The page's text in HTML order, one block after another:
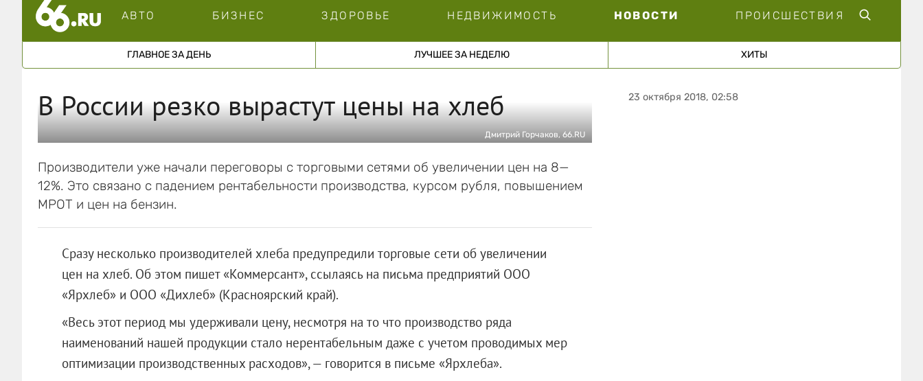
АВТО БИЗНЕС ЗДОРОВЬЕ НЕДВИЖИМОСТЬ НОВОСТИ ПРОИСШЕСТВИЯ
ГЛАВНОЕ ЗА ДЕНЬ ЛУЧШЕЕ ЗА НЕДЕЛЮ ХИТЫ
В России резко вырастут цены на хлеб
Дмитрий Горчаков, 66.RU
Производители уже начали переговоры с торговыми сетями об увеличении цен на 8—
12%. Это связано с падением рентабельности производства, курсом рубля, повышением
МРОТ и цен на бензин.
Сразу несколько производителей хлеба предупредили торговые сети об увеличении
цен на хлеб. Об этом пишет «Коммерсант», ссылаясь на письма предприятий ООО
«Ярхлеб»и ООО «Дихлеб»(Красноярский край).
«Весь этот период мы удерживали цену, несмотря на то что производство ряда
наименований нашей продукции стало нерентабельным даже с учетом проводимых мер
оптимизации производственных расходов», — говорится в письме «Ярхлеба».
23 октября 2018, 02:58